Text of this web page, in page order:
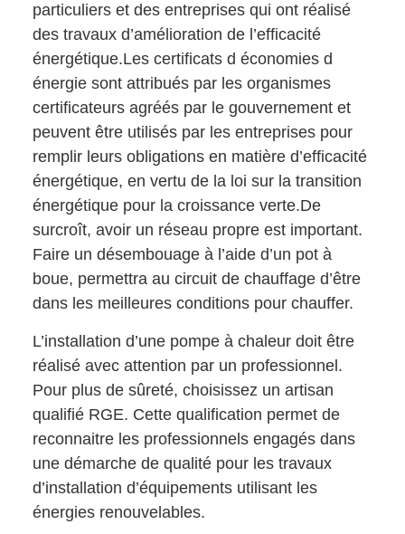
particuliers et des entreprises qui ont réalisé
des travaux d’amélioration de l’efficacité
énergétique.Les certificats d économies d
énergie sont attribués par les organismes
certificateurs agréés par le gouvernement et
peuvent être utilisés par les entreprises pour
remplir leurs obligations en matière d’efficacité
énergétique, en vertu de la loi sur la transition
énergétique pour la croissance verte.De
surcroît, avoir un réseau propre est important.
Faire un désembouage à l’aide d’un pot à
boue, permettra au circuit de chauffage d’être
dans les meilleures conditions pour chauffer.
L’installation d’une pompe à chaleur doit être
réalisé avec attention par un professionnel.
Pour plus de sûreté, choisissez un artisan
qualifié RGE. Cette qualification permet de
reconnaitre les professionnels engagés dans
une démarche de qualité pour les travaux
d’installation d’équipements utilisant les
énergies renouvelables.